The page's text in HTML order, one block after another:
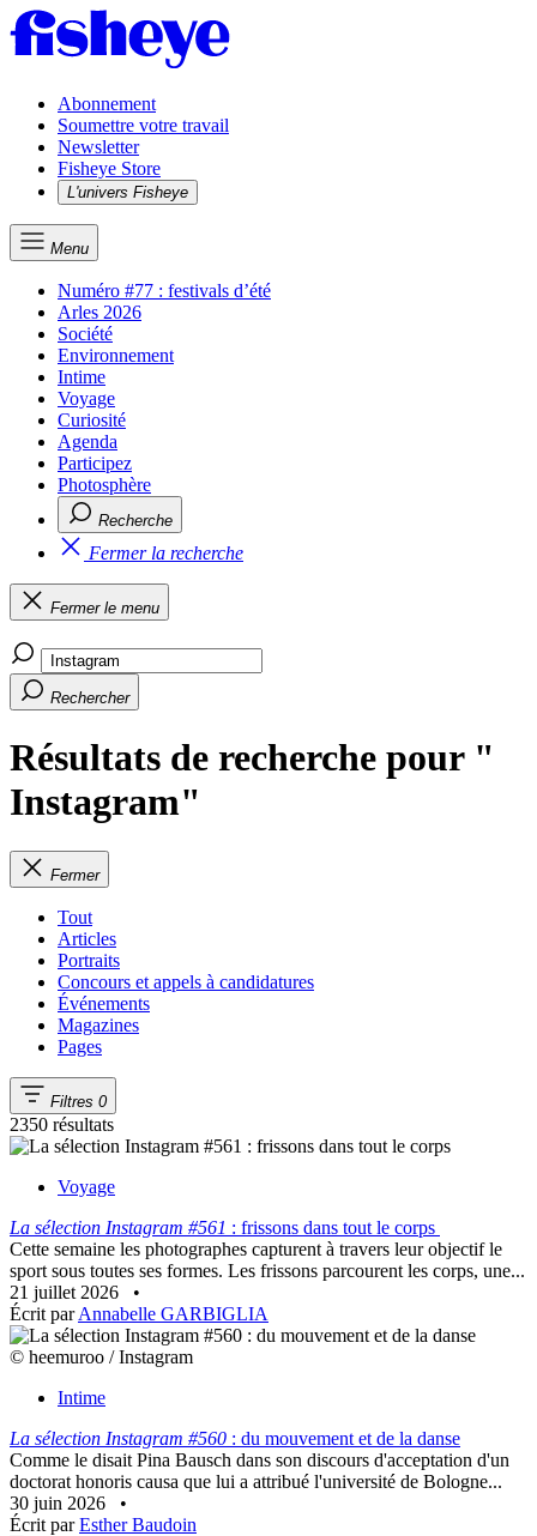
Abonnement
Soumettre votre travail
Newsletter
Fisheye Store
L'univers Fisheye
Menu
Numéro #77 : festivals d’été
Arles 2026
Société
Environnement
Intime
Voyage
Curiosité
Agenda
Participez
Photosphère
Recherche
Fermer la recherche
Fermer le menu
Rechercher
Résultats de recherche pour "
Instagram"
Fermer
Tout
Articles
Portraits
Concours et appels à candidatures
Événements
Magazines
Pages
Filtres 0
2350 résultats
Voyage
La sélection Instagram #561 : frissons dans tout le corps
Cette semaine les photographes capturent à travers leur objectif le
sport sous toutes ses formes. Les frissons parcourent les corps, une...
21 juillet 2026
•
Écrit parAnnabelle GARBIGLIA
© heemuroo / Instagram
Intime
La sélection Instagram #560 : du mouvement et de la danse
Comme le disait Pina Bausch dans son discours d'acceptation d'un
doctorat honoris causa que lui a attribué l'université de Bologne...
30 juin 2026
•
Écrit parEsther Baudoin